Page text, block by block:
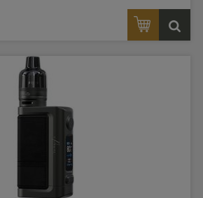
detailní informace o nastavení. Mezi jeho další
zkratu, přehřátí, přežhavení, nízkému odporu a 10-
Clearomizer GTL Pod pojme až 4,5ml liquidu...